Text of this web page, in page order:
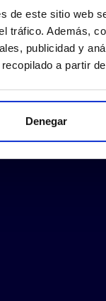
de este sitio web
tráfico. Además,
publicidad y
a partir
Denegar